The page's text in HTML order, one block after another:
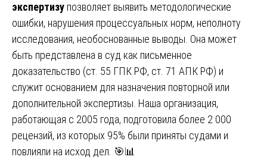
экспертизу позволяет выявить методологические
ошибки, нарушения процессуальных норм, неполноту
исследования, необоснованные выводы. Она может
быть представлена в суд как письменное
доказательство (ст. 55 ГПК РФ, ст. 71 АПК РФ) и
служит основанием для назначения повторной или
дополнительной экспертизы. Наша организация,
работающая с 2005 года, подготовила более 2 000
рецензий, из которых 95% были приняты судами и
повлияли на исход дел. 🎯📊